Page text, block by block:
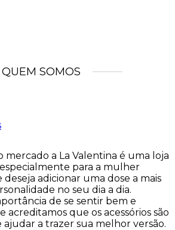
QUEM SOMOS
mercado a La Valentina é uma loja
para a mulher
adicionar uma dose a mais
no seu dia a dia.
de se sentir bem e
acreditamos que os acessórios são
ajudar a trazer sua melhor versão.